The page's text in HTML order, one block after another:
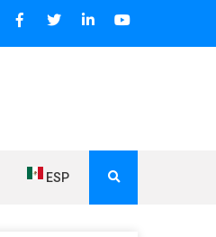
2006 DIFUNDE NOTICIAS
ESP